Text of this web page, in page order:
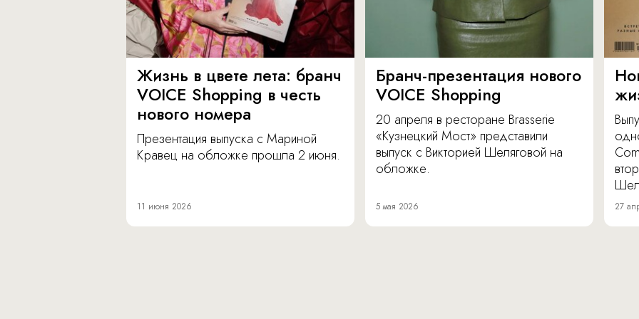
Жизнь в цвете лета: бранч
VOICE Shopping в честь
нового номера
Презентация выпуска с Мариной
Кравец на обложке прошла 2 июня.
11 июня 2026
Бранч-презентация нового
VOICE Shopping
20 апреля в ресторане Brasserie
«Кузнецкий Мост» представили
выпуск с Викторией Шеляговой на
обложке.
5 мая 2026 27